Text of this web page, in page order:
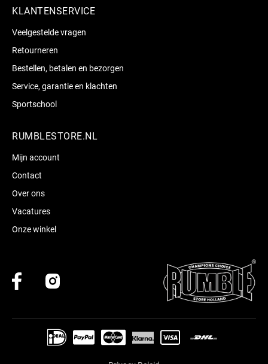
KLANTENSERVICE
Veelgestelde vragen
Retourneren
Bestellen, betalen en bezorgen
Service, garantie en klachten
Sportschool
RUMBLESTORE.NL
Mijn account
Contact
Over ons
Vacatures
Onze winkel